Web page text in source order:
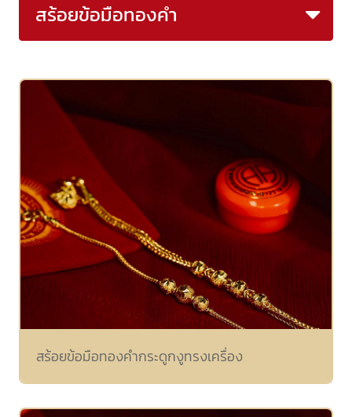
สร้อยข้อมือทองคำ
สร้อยข้อมือทองคำกระดูกงูทรงเครื่อง